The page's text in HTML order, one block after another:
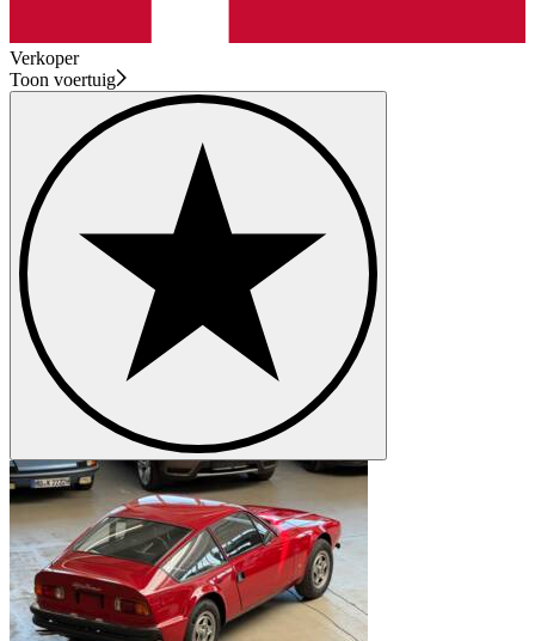
Verkoper
Toon voertuig